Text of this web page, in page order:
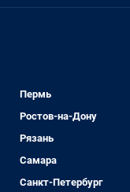
Пермь
Ростов-на-Дону
Рязань
Самара
Санкт-Петербург